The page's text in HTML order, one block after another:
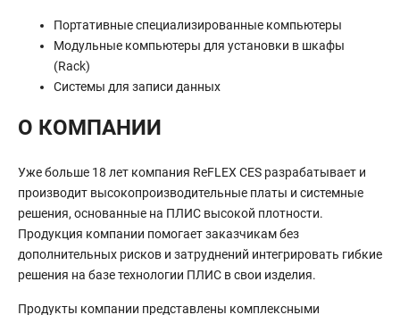
Портативные специализированные компьютеры
Модульные компьютеры для установки в шкафы
(Rack)
Системы для записи данных
О КОМПАНИИ
Уже больше 18 лет компания ReFLEX CES разрабатывает и
производит высокопроизводительные платы и системные
решения, основанные на ПЛИС высокой плотности.
Продукция компании помогает заказчикам без
дополнительных рисков и затруднений интегрировать гибкие
решения на базе технологии ПЛИС в свои изделия.
Продукты компании представлены комплексными